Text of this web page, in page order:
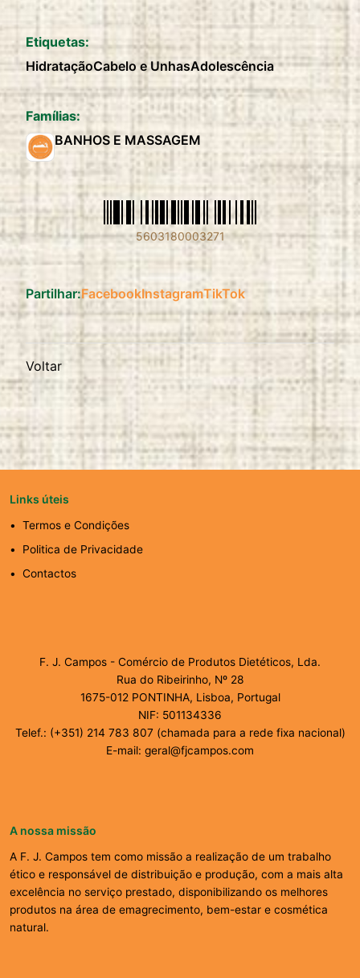
Etiquetas:
HidrataçãoCabelo e UnhasAdolescência
Famílias:
BANHOS E MASSAGEM
5603180003271
Partilhar:FacebookInstagramTikTok
Voltar
Links úteis
Termos e Condições
Politica de Privacidade
Contactos
F. J. Campos - Comércio de Produtos Dietéticos, Lda.
Rua do Ribeirinho, Nº 28
1675-012 PONTINHA, Lisboa, Portugal
NIF: 501134336
Telef.: (+351) 214 783 807 (chamada para a rede fixa nacional)
E-mail: geral@fjcampos.com
A nossa missão
A F. J. Campos tem como missão a realização de um trabalho
ético e responsável de distribuição e produção, com a mais alta
excelência no serviço prestado, disponibilizando os melhores
produtos na área de emagrecimento, bem-estar e cosmética
natural.